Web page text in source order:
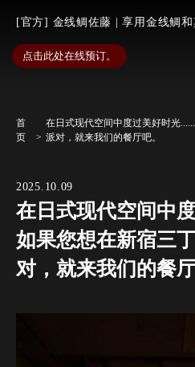
[官方] 金线鲷佐藤 | 享用金线鲷和
点击此处在线预订。
首
页
在日式现代空间中度过美好时光
派对，就来我们的餐厅吧。
2025.10.09
在日式现代空间中
如果您想在新宿三
对，就来我们的餐厅